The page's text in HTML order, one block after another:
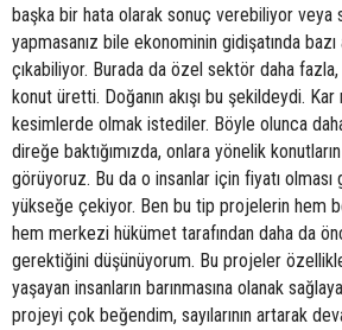
başka bir hata olarak sonuç verebiliyor veya
yapmasanız bile ekonominin gidişatında
çıkabiliyor. Burada da özel sektör daha
konut üretti. Doğanın akışı bu şekildeydi. Kar
kesimlerde olmak istediler. Böyle olunca
direğe baktığımızda, onlara yönelik konutların
görüyoruz. Bu da o insanlar için fiyatı
yükseğe çekiyor. Ben bu tip projelerin hem
hem merkezi hükümet tarafından daha da
gerektiğini düşünüyorum. Bu projeler
yaşayan insanların barınmasına olanak
projeyi çok beğendim, sayılarının artarak